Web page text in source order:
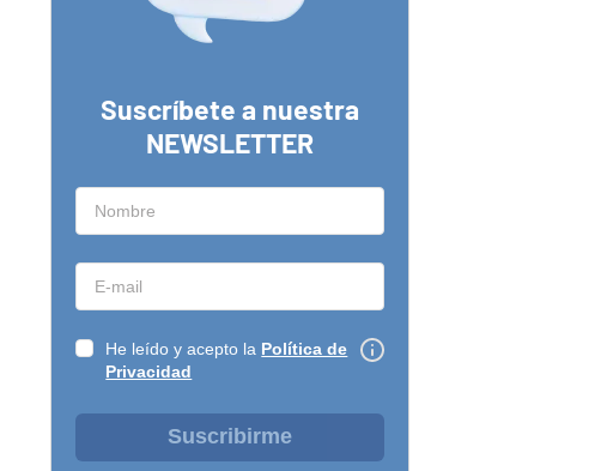
Suscríbete a nuestra
NEWSLETTER
He leído y acepto la Política de
Privacidad
Suscribirme